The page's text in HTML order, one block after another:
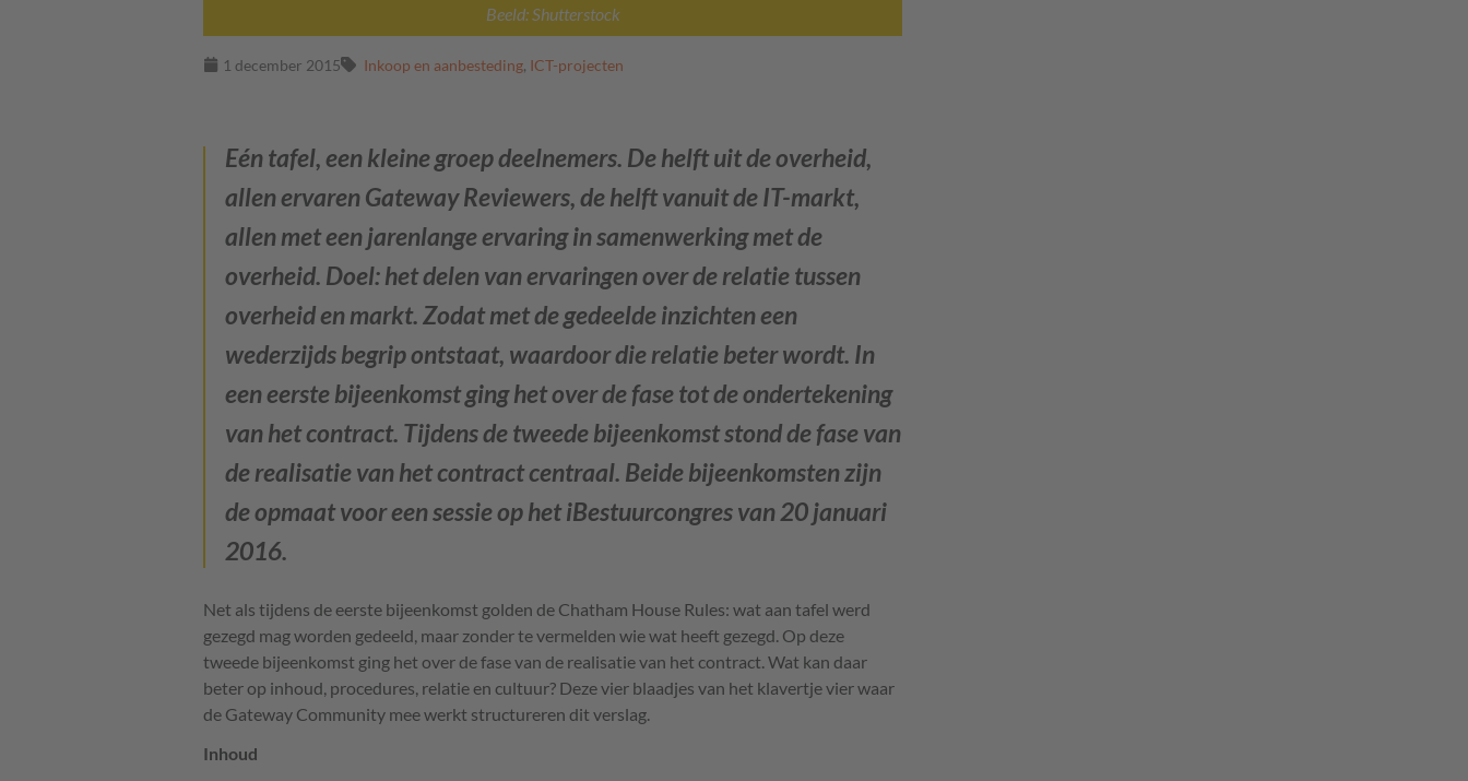
Beeld: Shutterstock
1 december 2015 Inkoop en aanbesteding, ICT-projecten
Eén tafel, een kleine groep deelnemers. De helft uit de overheid,
allen ervaren Gateway Reviewers, de helft vanuit de IT-markt,
allen met een jarenlange ervaring in samenwerking met de
overheid. Doel: het delen van ervaringen over de relatie tussen
overheid en markt. Zodat met de gedeelde inzichten een
wederzijds begrip ontstaat, waardoor die relatie beter wordt. In
een eerste bijeenkomst ging het over de fase tot de ondertekening
van het contract. Tijdens de tweede bijeenkomst stond de fase van
de realisatie van het contract centraal. Beide bijeenkomsten zijn
de opmaat voor een sessie op het iBestuurcongres van 20 januari
2016.
Net als tijdens de eerste bijeenkomst golden de Chatham House Rules: wat aan tafel werd
gezegd mag worden gedeeld, maar zonder te vermelden wie wat heeft gezegd. Op deze
tweede bijeenkomst ging het over de fase van de realisatie van het contract. Wat kan daar
beter op inhoud, procedures, relatie en cultuur? Deze vier blaadjes van het klavertje vier waar
de Gateway Community mee werkt structureren dit verslag.
Inhoud